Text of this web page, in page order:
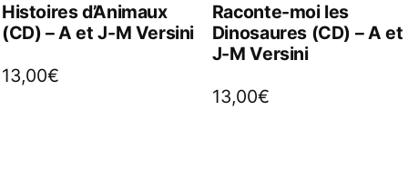
Histoires d’Animaux
(CD) – A et J-M Versini
13,00€
Raconte-moi les
Dinosaures (CD) – A et
J-M Versini
13,00€